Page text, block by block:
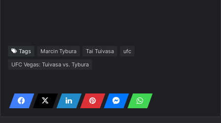
Tags Marcin Tybura Tai Tuivasa
ufc
UFC Vegas: Tuivasa vs. Tybura